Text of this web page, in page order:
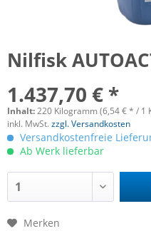
Nilfisk
1.437,70 € *
Inhalt:220 Kilogramm (6,54 € * / 1
inkl. MwSt. zzgl. Versandkosten
Versandkostenfreie
Ab Werk lieferbar
Merken